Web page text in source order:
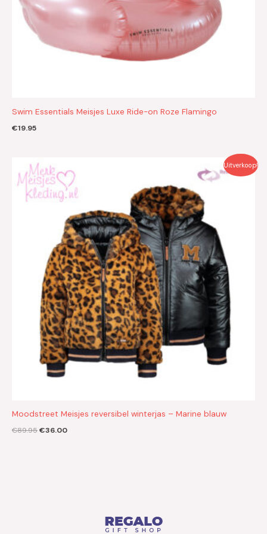
Swim Essentials Meisjes Luxe Ride-on Roze Flamingo
€19.95
Uitverkoop!
Moodstreet Meisjes reversibel winterjas – Marine blauw
€89.95
Oorspronkelijke
prijs
was:
€89.95.
€36.00
prijs
is:
€36.00.